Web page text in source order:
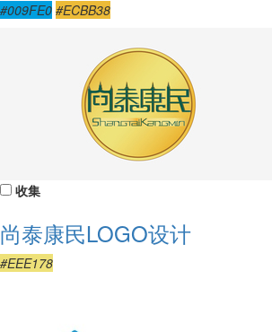
#009FE0 #ECBB38
收集
尚泰康民LOGO设计
#EEE178